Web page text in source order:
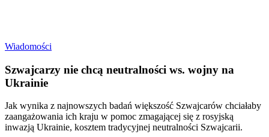
Wiadomości
Szwajcarzy nie chcą neutralności ws. wojny na
Ukrainie
Jak wynika z najnowszych badań większość Szwajcarów chciałaby
zaangażowania ich kraju w pomoc zmagającej się z rosyjską
inwazją Ukrainie, kosztem tradycyjnej neutralności Szwajcarii.